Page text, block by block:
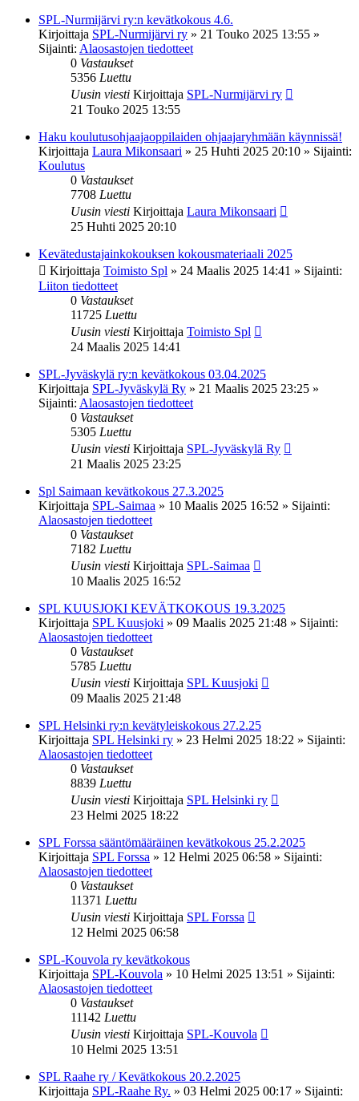
SPL-Nurmijärvi ry:n kevätkokous 4.6.
Kirjoittaja SPL-Nurmijärvi ry » 21 Touko 2025 13:55 »
Sijainti: Alaosastojen tiedotteet
0 Vastaukset
5356 Luettu
Uusin viesti Kirjoittaja SPL-Nurmijärvi ry
21 Touko 2025 13:55
Haku koulutusohjaajaoppilaiden ohjaajaryhmään käynnissä!
Kirjoittaja Laura Mikonsaari » 25 Huhti 2025 20:10 » Sijainti:
Koulutus
0 Vastaukset
7708 Luettu
Uusin viesti Kirjoittaja Laura Mikonsaari
25 Huhti 2025 20:10
Kevätedustajainkokouksen kokousmateriaali 2025
Kirjoittaja Toimisto Spl » 24 Maalis 2025 14:41 » Sijainti:
Liiton tiedotteet
0 Vastaukset
11725 Luettu
Uusin viesti Kirjoittaja Toimisto Spl
24 Maalis 2025 14:41
SPL-Jyväskylä ry:n kevätkokous 03.04.2025
Kirjoittaja SPL-Jyväskylä Ry » 21 Maalis 2025 23:25 »
Sijainti: Alaosastojen tiedotteet
0 Vastaukset
5305 Luettu
Uusin viesti Kirjoittaja SPL-Jyväskylä Ry
21 Maalis 2025 23:25
Spl Saimaan kevätkokous 27.3.2025
Kirjoittaja SPL-Saimaa » 10 Maalis 2025 16:52 » Sijainti:
Alaosastojen tiedotteet
0 Vastaukset
7182 Luettu
Uusin viesti Kirjoittaja SPL-Saimaa
10 Maalis 2025 16:52
SPL KUUSJOKI KEVÄTKOKOUS 19.3.2025
Kirjoittaja SPL Kuusjoki » 09 Maalis 2025 21:48 » Sijainti:
Alaosastojen tiedotteet
0 Vastaukset
5785 Luettu
Uusin viesti Kirjoittaja SPL Kuusjoki
09 Maalis 2025 21:48
SPL Helsinki ry:n kevätyleiskokous 27.2.25
Kirjoittaja SPL Helsinki ry » 23 Helmi 2025 18:22 » Sijainti:
Alaosastojen tiedotteet
0 Vastaukset
8839 Luettu
Uusin viesti Kirjoittaja SPL Helsinki ry
23 Helmi 2025 18:22
SPL Forssa sääntömääräinen kevätkokous 25.2.2025
Kirjoittaja SPL Forssa » 12 Helmi 2025 06:58 » Sijainti:
Alaosastojen tiedotteet
0 Vastaukset
11371 Luettu
Uusin viesti Kirjoittaja SPL Forssa
12 Helmi 2025 06:58
SPL-Kouvola ry kevätkokous
Kirjoittaja SPL-Kouvola » 10 Helmi 2025 13:51 » Sijainti:
Alaosastojen tiedotteet
0 Vastaukset
11142 Luettu
Uusin viesti Kirjoittaja SPL-Kouvola
10 Helmi 2025 13:51
SPL Raahe ry / Kevätkokous 20.2.2025
Kirjoittaja SPL-Raahe Ry. » 03 Helmi 2025 00:17 » Sijainti: